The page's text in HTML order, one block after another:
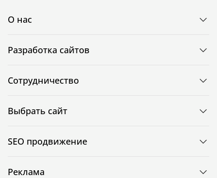
О нас
Разработка сайтов
Сотрудничество
Выбрать сайт
SEO продвижение
Реклама